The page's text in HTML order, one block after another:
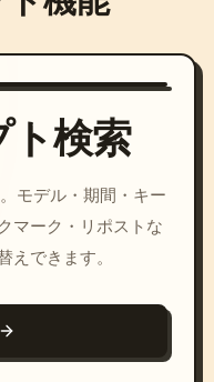
検索
モデル・期間・キー
マーク・リポストな
えできます。